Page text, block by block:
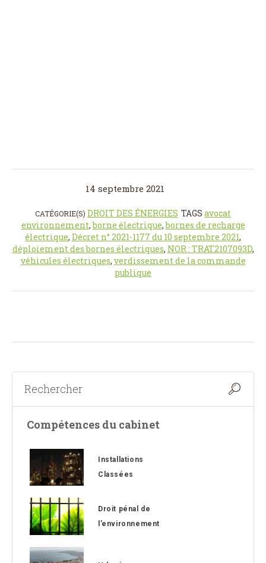
14 septembre 2021
CATÉGORIE(S) DROIT DES ÉNERGIES TAGS avocat
environnement,borne électrique,bornes de recharge
électrique, Décret n° 2021-1177 du 10 septembre 2021,
déploiement des bornes électriques, NOR : TRAT2107093D,
véhicules électriques, verdissement de la commande
publique
Compétences du cabinet
Installations
Classées
Droit pénal de
l’environnement